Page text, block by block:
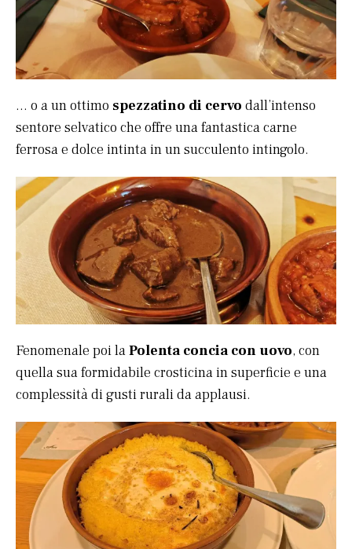
… o a un ottimo spezzatino di cervo dall’intenso
sentore selvatico che offre una fantastica carne
ferrosa e dolce intinta in un succulento intingolo.
Fenomenale poi laPolenta concia con uovo, con
quella sua formidabile crosticina in superficie e una
complessità di gusti rurali da applausi.